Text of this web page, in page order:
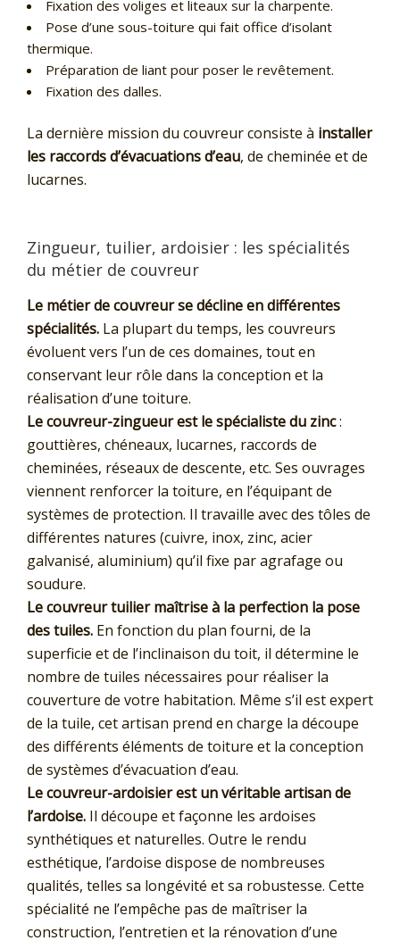
Fixation des voliges et liteaux sur la charpente.
Pose d’une sous-toiture qui fait office d’isolant
thermique.
Préparation de liant pour poser le revêtement.
Fixation des dalles.
La dernière mission du couvreur consiste à installer
les raccords d’évacuations d’eau, de cheminée et de
lucarnes.
Zingueur, tuilier, ardoisier : les spécialités
du métier de couvreur
Le métier de couvreur se décline en différentes
spécialités. La plupart du temps, les couvreurs
évoluent vers l’un de ces domaines, tout en
conservant leur rôle dans la conception et la
réalisation d’une toiture.
Le couvreur-zingueur est le spécialiste du zinc:
gouttières, chéneaux, lucarnes, raccords de
cheminées, réseaux de descente, etc. Ses ouvrages
viennent renforcer la toiture, en l’équipant de
systèmes de protection. Il travaille avec des tôles de
différentes natures (cuivre, inox, zinc, acier
galvanisé, aluminium) qu’il fixe par agrafage ou
soudure.
Le couvreur tuilier maîtrise à la perfection la pose
des tuiles. En fonction du plan fourni, de la
superficie et de l’inclinaison du toit, il détermine le
nombre de tuiles nécessaires pour réaliser la
couverture de votre habitation. Même s’il est expert
de la tuile, cet artisan prend en charge la découpe
des différents éléments de toiture et la conception
de systèmes d’évacuation d’eau.
Le couvreur-ardoisier est un véritable artisan de
l’ardoise. Il découpe et façonne les ardoises
synthétiques et naturelles. Outre le rendu
esthétique, l’ardoise dispose de nombreuses
qualités, telles sa longévité et sa robustesse. Cette
spécialité ne l’empêche pas de maîtriser la
construction, l’entretien et la rénovation d’une